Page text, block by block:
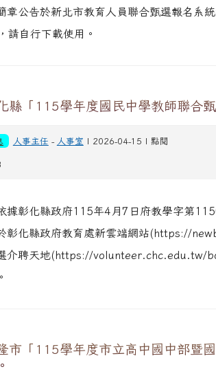
章公告於新北市教育人員聯合甄選報名
請自行下載使用。
縣「115學年度國民中學教師聯合
人事主任 - 人事室 | 2026-04-15 | 點閱
據彰化縣政府115年4月7日府教學字第
彰化縣政府教育處新雲端網站(https://
介聘天地(https://volunteer.chc.edu.tw/
市「115學年度市立高中國中部暨